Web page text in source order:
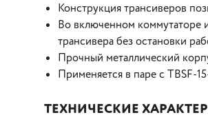
Конструкция трансиверов
Во включенном коммутаторе
трансивера без остановки
Прочный металлический
Применяется в паре с TBSF-
ТЕХНИЧЕСКИЕ